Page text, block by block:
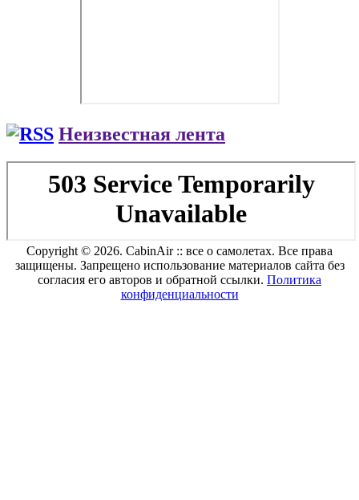
Неизвестная лента
Copyright © 2026. CabinAir :: все о самолетах. Все права
защищены. Запрещено использование материалов сайта без
согласия его авторов и обратной ссылки. Политика
конфиденциальности